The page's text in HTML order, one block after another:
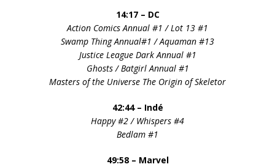
14:17 – DC
Action Comics Annual #1 / Lot 13 #1
Swamp Thing Annual#1 / Aquaman #13
Justice League Dark Annual #1
Ghosts / Batgirl Annual #1
Masters of the Universe The Origin of Skeletor
42:44 – Indé
Happy #2 / Whispers #4
Bedlam #1
49:58 – Marvel